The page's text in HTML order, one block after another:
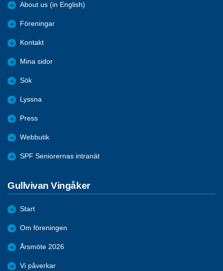
About us (in English)
Föreningar
Kontakt
Mina sidor
Sök
Lyssna
Press
Webbutik
SPF Seniorernas intranät
Gullvivan Vingåker
Start
Om föreningen
Årsmöte 2026
Vi påverkar